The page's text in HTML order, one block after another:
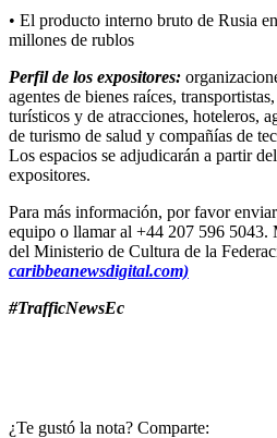
• El producto interno bruto de Rusia
millones de rublos
Perfil de los expositores:
agentes de bienes raíces,
turísticos y de atracciones, hoteleros,
de turismo de salud y compañías de
Los espacios se adjudicarán a partir
expositores.
Para más información, por favor
equipo o llamar al +44 207 596
del Ministerio de Cultura de la
caribbeanewsdigital.com)
#TrafficNewsEc
¿Te gustó la nota? Comparte: